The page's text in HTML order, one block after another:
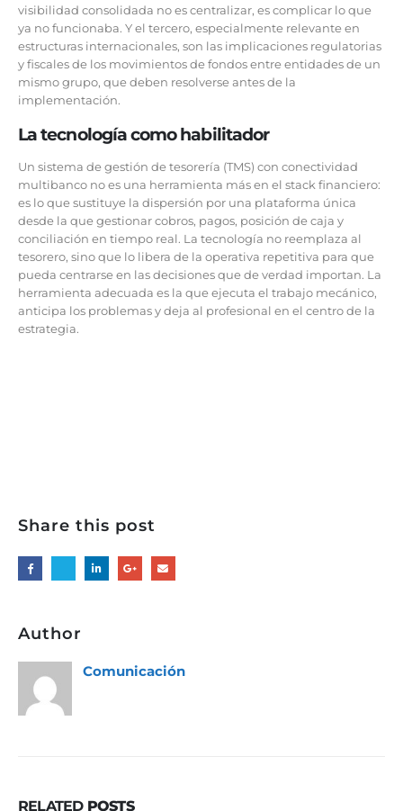
visibilidad consolidada no es centralizar, es complicar lo que
ya no funcionaba. Y el tercero, especialmente relevante en
estructuras internacionales, son las implicaciones regulatorias
y fiscales de los movimientos de fondos entre entidades de un
mismo grupo, que deben resolverse antes de la
implementación.
La tecnología como habilitador
Un sistema de gestión de tesorería (TMS) con conectividad
multibanco no es una herramienta más en el stack financiero:
es lo que sustituye la dispersión por una plataforma única
desde la que gestionar cobros, pagos, posición de caja y
conciliación en tiempo real. La tecnología no reemplaza al
tesorero, sino que lo libera de la operativa repetitiva para que
pueda centrarse en las decisiones que de verdad importan. La
herramienta adecuada es la que ejecuta el trabajo mecánico,
anticipa los problemas y deja al profesional en el centro de la
estrategia.
Share this post
Author
Comunicación
RELATED POSTS